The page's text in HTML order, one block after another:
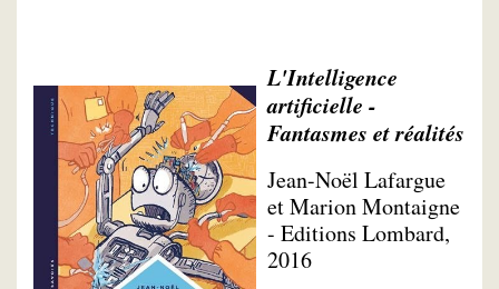
L'Intelligence
artificielle -
Fantasmes et réalités
Jean-Noël Lafargue
et Marion Montaigne
- Editions Lombard,
2016